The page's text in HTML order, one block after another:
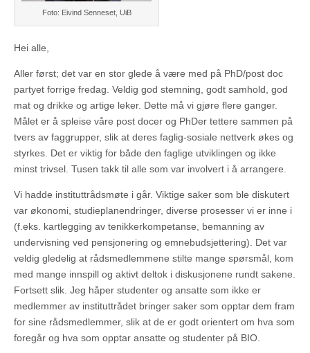
Foto: Eivind Senneset, UiB
Hei alle,
Aller først; det var en stor glede å være med på PhD/post doc
partyet forrige fredag. Veldig god stemning, godt samhold, god
mat og drikke og artige leker. Dette må vi gjøre flere ganger.
Målet er å spleise våre post docer og PhDer tettere sammen på
tvers av faggrupper, slik at deres faglig-sosiale nettverk økes og
styrkes. Det er viktig for både den faglige utviklingen og ikke
minst trivsel. Tusen takk til alle som var involvert i å arrangere.
Vi hadde instituttrådsmøte i går. Viktige saker som ble diskutert
var økonomi, studieplanendringer, diverse prosesser vi er inne i
(f.eks. kartlegging av tenikkerkompetanse, bemanning av
undervisning ved pensjonering og emnebudsjettering). Det var
veldig gledelig at rådsmedlemmene stilte mange spørsmål, kom
med mange innspill og aktivt deltok i diskusjonene rundt sakene.
Fortsett slik. Jeg håper studenter og ansatte som ikke er
medlemmer av instituttrådet bringer saker som opptar dem fram
for sine rådsmedlemmer, slik at de er godt orientert om hva som
foregår og hva som opptar ansatte og studenter på BIO.